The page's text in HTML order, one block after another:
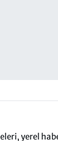
yerel